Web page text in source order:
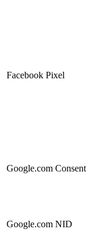
Facebook Pixel
Google.com Consent
Google.com NID